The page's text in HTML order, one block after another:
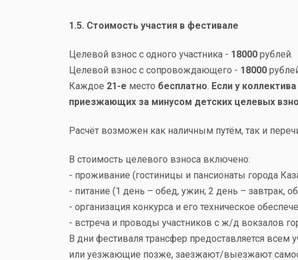
1.5. Стоимость участия в фестивале
Целевой взнос с одного участника - 18000 рублей.
Целевой взнос с сопровождающего - 18000
Каждое 21-е место бесплатно. Если у
приезжающих за минусом детских целевых
Расчёт возможен как наличным путём, так и
В стоимость целевого взноса включено:
- проживание (гостиницы и пансионаты города
- питание (1 день – обед, ужин; 2 день – завтрак,
- организация конкурса и его техническое
- встреча и проводы участников с ж/д вокзалов
В дни фестиваля трансфер предоставляется
или уезжающие позже, заезжают/выезжают